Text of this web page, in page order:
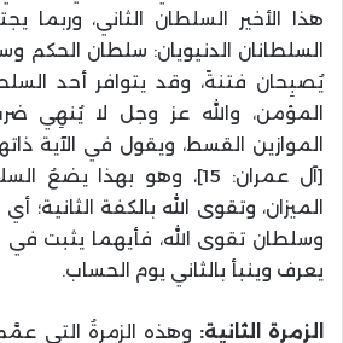
هذا الأخير السلطان الثاني، وربما
السلطانان الدنيويان: سلطان الحكم
يُصبِحان فتنةً، وقد يتوافر أحد
المؤمن، والله عز وجل لا يُنهِي
[آل عمران: 15]، وهو بهذا
الميزان، وتقوى الله بالكفة
وسلطان تقوى الله، فأيهما يثبت في
يعرف وينبأ بالثاني يوم الحساب.
الزمرة الثانية: وهذه الزمرةُ التي